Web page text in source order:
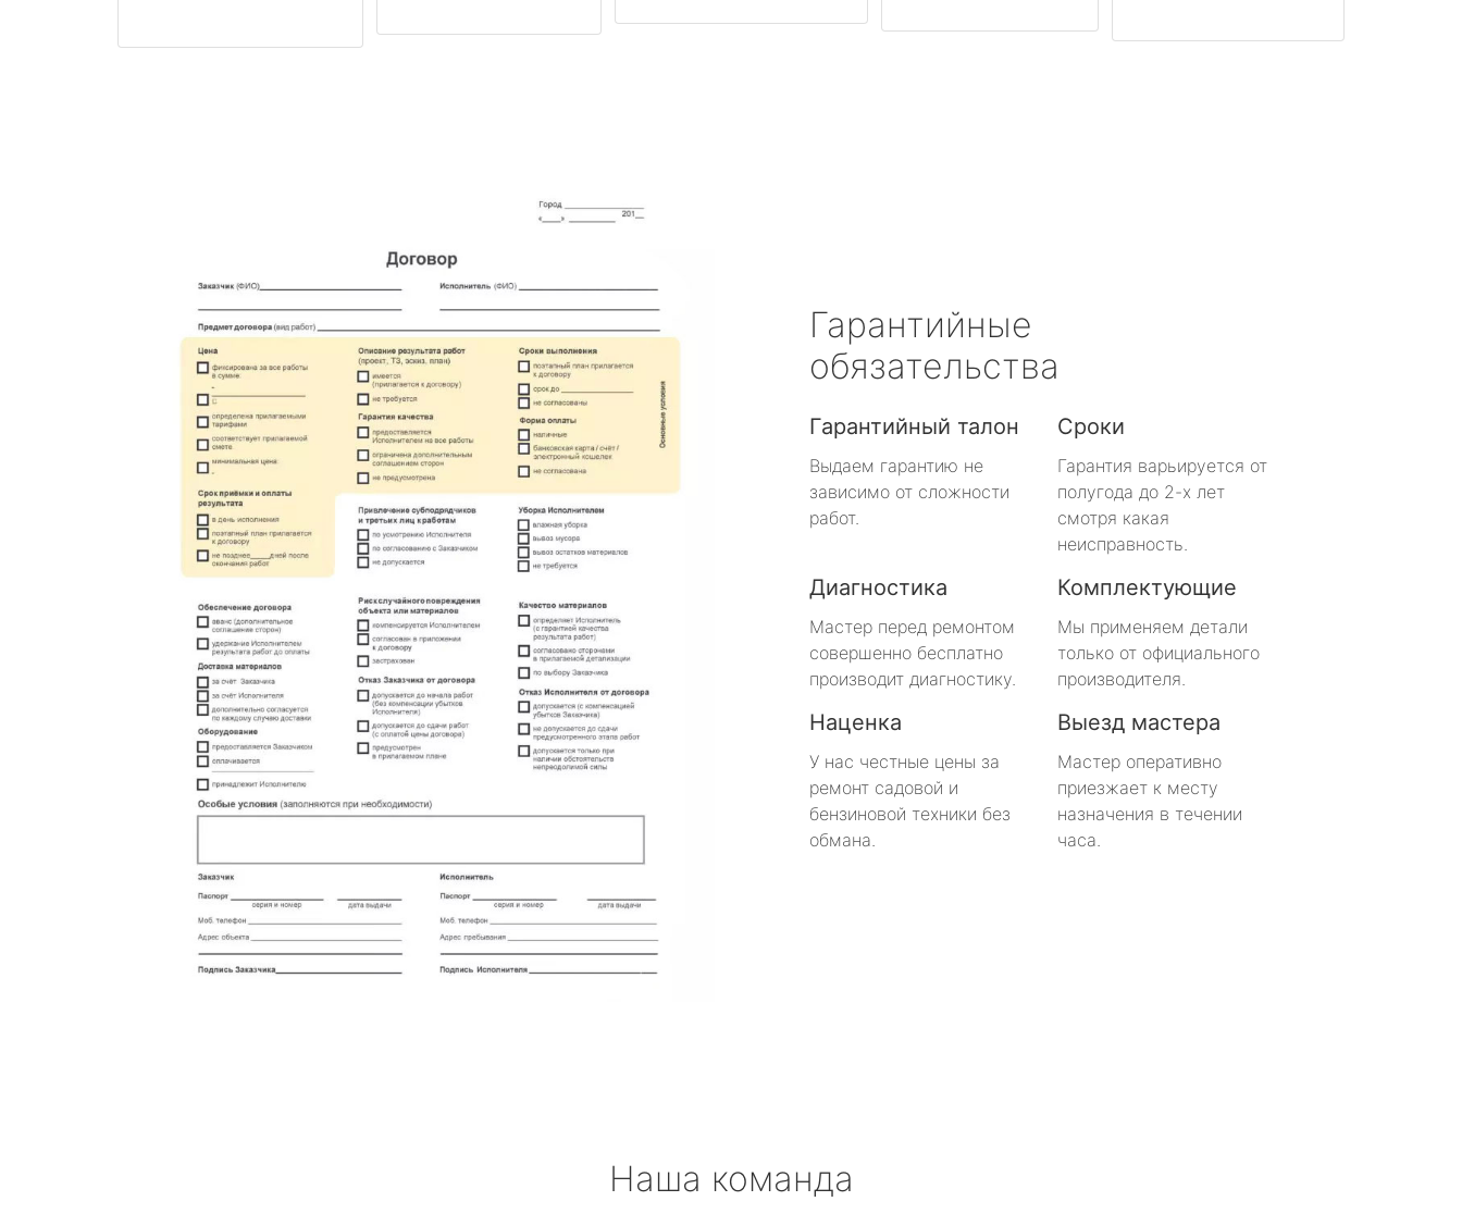
Гарантийные
обязательства
Гарантийный талон
Выдаем гарантию не
зависимо от сложности
работ.
Сроки
Гарантия варьируется от
полугода до 2-х лет
смотря какая
неисправность.
Диагностика
Мастер перед ремонтом
совершенно бесплатно
производит диагностику.
Комплектующие
Мы применяем детали
только от официального
производителя.
Наценка
У нас честные цены за
ремонт садовой и
бензиновой техники без
обмана.
Выезд мастера
Мастер оперативно
приезжает к месту
назначения в течении
часа.
Наша команда